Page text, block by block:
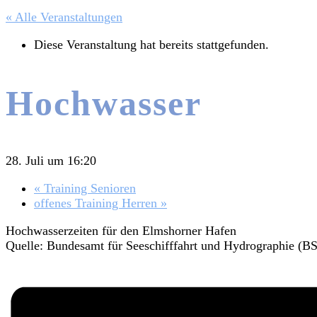
« Alle Veranstaltungen
Diese Veranstaltung hat bereits stattgefunden.
Hochwasser
28. Juli um 16:20
« Training Senioren
offenes Training Herren »
Hochwasserzeiten für den Elmshorner Hafen
Quelle: Bundesamt für Seeschifffahrt und Hydrographie